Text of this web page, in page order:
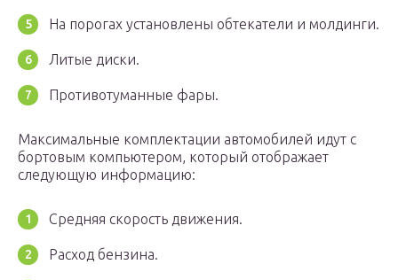
На порогах установлены обтекатели и молдинги.
Литые диски.
Противотуманные фары.
Максимальные комплектации автомобилей идут с
бортовым компьютером, который отображает
следующую информацию:
Средняя скорость движения.
Расход бензина.